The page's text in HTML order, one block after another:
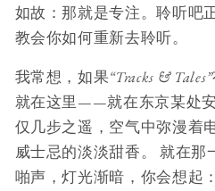
如故：那就是专注。聆听吧
教会你如何重新去聆听。
我常想，如果“Tracks & Tales”
就在这里——就在东京某处
仅几步之遥，空气中弥漫着
威士忌的淡淡甜香。 就在那
啪声，灯光渐暗，你会想起